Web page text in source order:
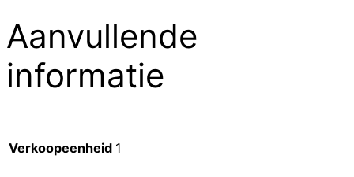
Aanvullende
informatie
Verkoopeenheid 1